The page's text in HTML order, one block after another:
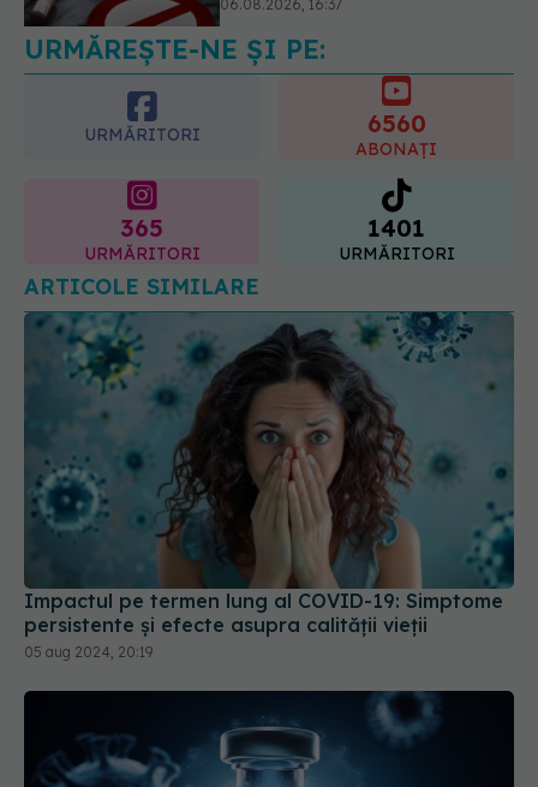
care se transmite de la om la om
06.08.2026, 20:06
URMĂREȘTE-NE ȘI PE:
URMĂRITORI 6560
ABONAȚI
365
URMĂRITORI
1401
URMĂRITORI
ARTICOLE SIMILARE
Impactul pe termen lung al COVID-19: Simptome
persistente și efecte asupra calității vieții
05 aug 2024, 20:19